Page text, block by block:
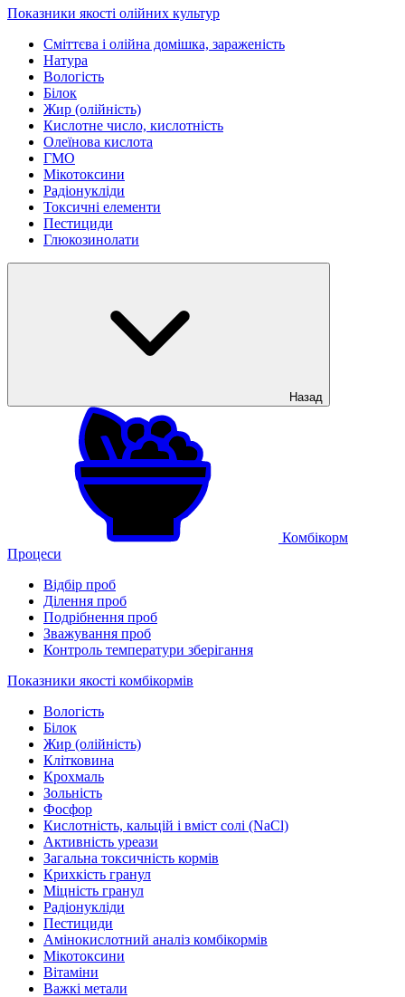
Показники якості олійних культур
Сміттєва і олійна домішка, зараженість
Натура
Вологість
Білок
Жир (олійність)
Кислотне число, кислотність
Олеїнова кислота
ГМО
Мікотоксини
Радіонукліди
Токсичні елементи
Пестициди
Глюкозинолати
Назад
Комбікорм
Процеси
Відбір проб
Ділення проб
Подрібнення проб
Зважування проб
Контроль температури зберігання
Показники якості комбікормів
Вологість
Білок
Жир (олійність)
Клітковина
Крохмаль
Зольність
Фосфор
Кислотність, кальцій і вміст солі (NaCl)
Активність уреази
Загальна токсичність кормів
Крихкість гранул
Міцність гранул
Радіонукліди
Пестициди
Амінокислотний аналіз комбікормів
Мікотоксини
Вітаміни
Важкі метали